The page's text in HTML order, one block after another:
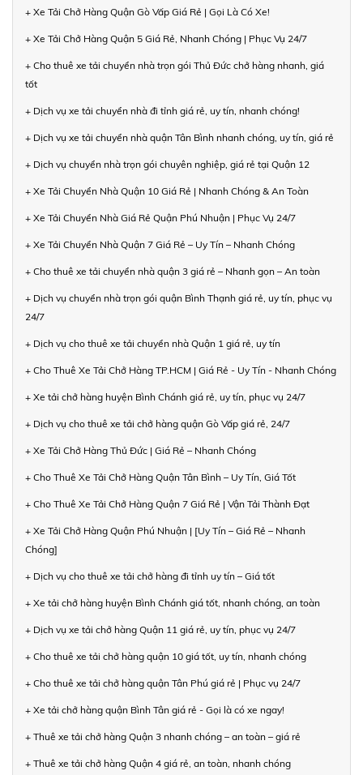
+ Xe Tải Chở Hàng Quận Gò Vấp Giá Rẻ | Gọi Là Có Xe!
+ Xe Tải Chở Hàng Quận 5 Giá Rẻ, Nhanh Chóng | Phục Vụ 24/7
+ Cho thuê xe tải chuyển nhà trọn gói Thủ Đức chở hàng nhanh, giá
tốt
+ Dịch vụ xe tải chuyển nhà đi tỉnh giá rẻ, uy tín, nhanh chóng!
+ Dịch vụ xe tải chuyển nhà quận Tân Bình nhanh chóng, uy tín, giá rẻ
+ Dịch vụ chuyển nhà trọn gói chuyên nghiệp, giá rẻ tại Quận 12
+ Xe Tải Chuyển Nhà Quận 10 Giá Rẻ | Nhanh Chóng & An Toàn
+ Xe Tải Chuyển Nhà Giá Rẻ Quận Phú Nhuận | Phục Vụ 24/7
+ Xe Tải Chuyển Nhà Quận 7 Giá Rẻ – Uy Tín – Nhanh Chóng
+ Cho thuê xe tải chuyển nhà quận 3 giá rẻ – Nhanh gọn – An toàn
+ Dịch vụ chuyển nhà trọn gói quận Bình Thạnh giá rẻ, uy tín, phục vụ
24/7
+ Dịch vụ cho thuê xe tải chuyển nhà Quận 1 giá rẻ, uy tín
+ Cho Thuê Xe Tải Chở Hàng TP.HCM | Giá Rẻ - Uy Tín - Nhanh Chóng
+ Xe tải chở hàng huyện Bình Chánh giá rẻ, uy tín, phục vụ 24/7
+ Dịch vụ cho thuê xe tải chở hàng quận Gò Vấp giá rẻ, 24/7
+ Xe Tải Chở Hàng Thủ Đức | Giá Rẻ – Nhanh Chóng
+ Cho Thuê Xe Tải Chở Hàng Quận Tân Bình – Uy Tín, Giá Tốt
+ Cho Thuê Xe Tải Chở Hàng Quận 7 Giá Rẻ | Vận Tải Thành Đạt
+ Xe Tải Chở Hàng Quận Phú Nhuận | [Uy Tín – Giá Rẻ – Nhanh
Chóng]
+ Dịch vụ cho thuê xe tải chở hàng đi tỉnh uy tín – Giá tốt
+ Xe tải chở hàng huyện Bình Chánh giá tốt, nhanh chóng, an toàn
+ Dịch vụ xe tải chở hàng Quận 11 giá rẻ, uy tín, phục vụ 24/7
+ Cho thuê xe tải chở hàng quận 10 giá tốt, uy tín, nhanh chóng
+ Cho thuê xe tải chở hàng quận Tân Phú giá rẻ | Phục vụ 24/7
+ Xe tải chở hàng quận Bình Tân giá rẻ - Gọi là có xe ngay!
+ Thuê xe tải chở hàng Quận 3 nhanh chóng – an toàn – giá rẻ
+ Thuê xe tải chở hàng Quận 4 giá rẻ, an toàn, nhanh chóng